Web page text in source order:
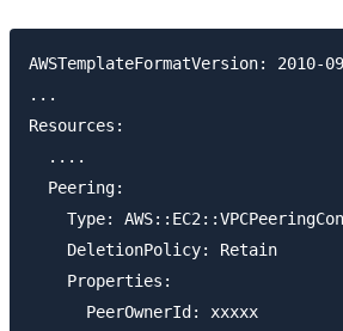
AWSTemplateFormatVersion: 2010-
...
Resources:
  ....
  Peering:
Type:
    DeletionPolicy: Retain
    Properties:
      PeerOwnerId: xxxxx